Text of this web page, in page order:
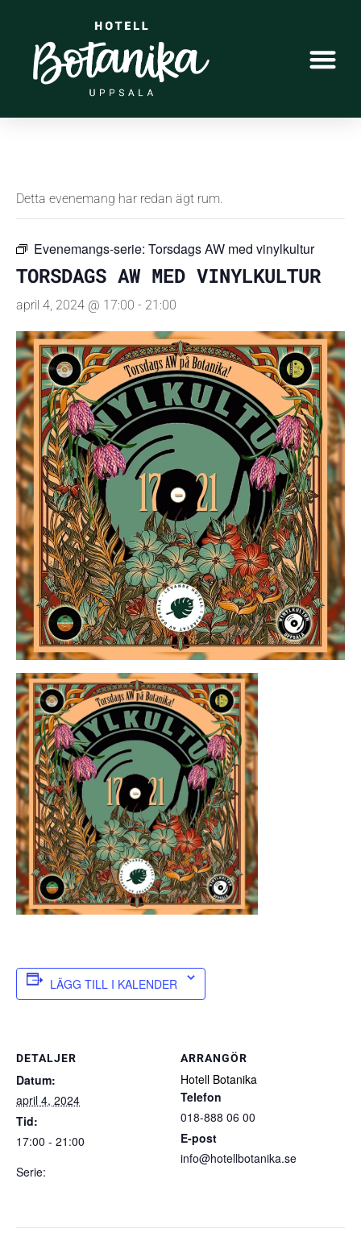
Detta evenemang har redan ägt rum.
Evenemangs-serie: Torsdags AW med vinylkultur
TORSDAGS AW MED VINYLKULTUR
april 4, 2024 @ 17:00 - 21:00
LÄGG TILL I KALENDER
DETALJER
Datum:
april 4, 2024
Tid:
17:00 - 21:00
Serie:
ARRANGÖR
Hotell Botanika
Telefon
018-888 06 00
E-post
info@hotellbotanika.se